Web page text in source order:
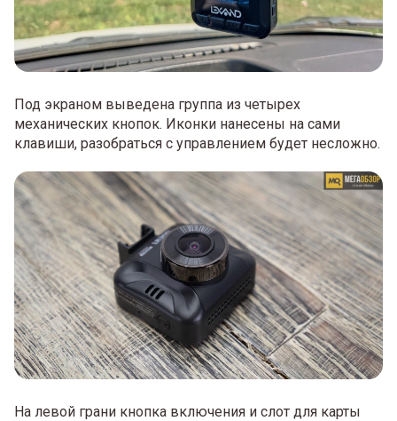
Под экраном выведена группа из четырех
механических кнопок. Иконки нанесены на сами
клавиши, разобраться с управлением будет несложно.
На левой грани кнопка включения и слот для карты